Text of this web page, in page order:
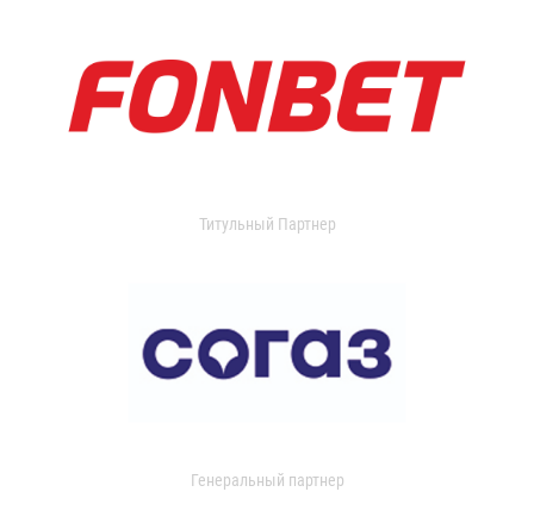
Титульный Партнер
Генеральный партнер